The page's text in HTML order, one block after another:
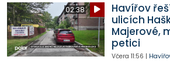
02:38
Havířov
ulicích
Majerové,
petici
Včera 11:56 |